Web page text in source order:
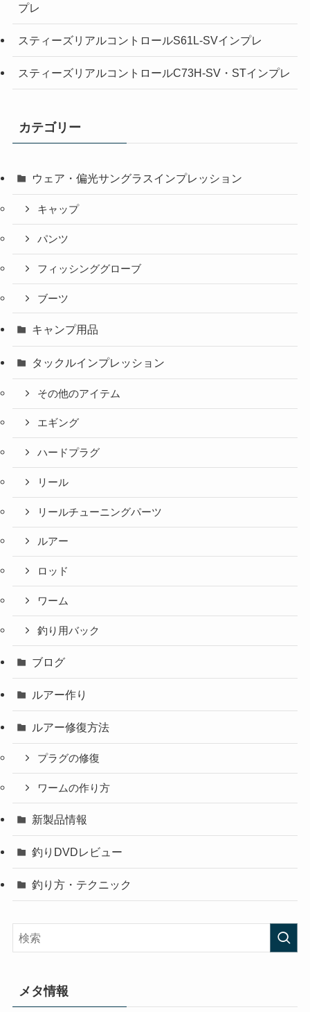
プレ
スティーズリアルコントロールS61L-SVインプレ
スティーズリアルコントロールC73H-SV・STインプレ
カテゴリー
ウェア・偏光サングラスインプレッション
キャップ
パンツ
フィッシンググローブ
ブーツ
キャンプ用品
タックルインプレッション
その他のアイテム
エギング
ハードプラグ
リール
リールチューニングパーツ
ルアー
ロッド
ワーム
釣り用バック
ブログ
ルアー作り
ルアー修復方法
プラグの修復
ワームの作り方
新製品情報
釣りDVDレビュー
釣り方・テクニック
メタ情報